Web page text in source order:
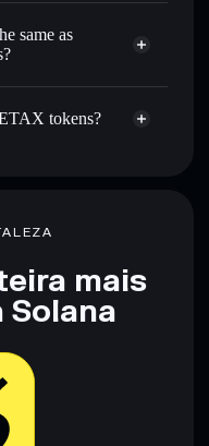
same as
tokens?
mais
Solana